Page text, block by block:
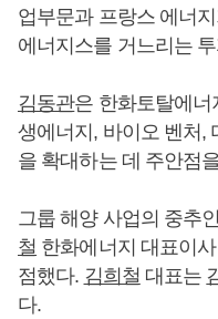
업부문과 프랑스 에너
에너지스를 거느리는
김동관은 한화토탈에너
생에너지, 바이오 벤처,
을 확대하는 데 주안점
그룹 해양 사업의 중추
철 한화에너지 대표이
점했다. 김희철 대표는
다.